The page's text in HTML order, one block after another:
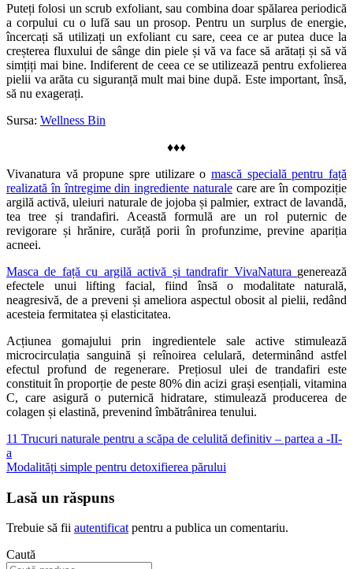
Puteți folosi un scrub exfoliant, sau combina doar spălarea periodică
a corpului cu o lufă sau un prosop. Pentru un surplus de energie,
încercați să utilizați un exfoliant cu sare, ceea ce ar putea duce la
creșterea fluxului de sânge din piele și vă va face să arătați și să vă
simțiți mai bine. Indiferent de ceea ce se utilizează pentru exfolierea
pielii va arăta cu siguranță mult mai bine după. Este important, însă,
să nu exagerați.
Sursa: Wellness Bin
♦♦♦
Vivanatura vă propune spre utilizare o mască specială pentru față
realizată în întregime din ingrediente naturalecare are în compoziție
argilă activă, uleiuri naturale de jojoba și palmier, extract de lavandă,
tea tree și trandafiri. Această formulă are un rol puternic de
revigorare și hrănire, curăță porii în profunzime, previne apariția
acneei.
Masca de față cu argilă activă și tandrafir VivaNatura generează
efectele unui lifting facial, fiind însă o modalitate naturală,
neagresivă, de a preveni și ameliora aspectul obosit al pielii, redând
acesteia fermitatea și elasticitatea.
Acțiunea gomajului prin ingredientele sale active stimulează
microcirculația sanguină și reînoirea celulară, determinând astfel
efectul profund de regenerare. Prețiosul ulei de trandafiri este
constituit în proporție de peste 80% din acizi grași esențiali, vitamina
C, care asigură o puternică hidratare, stimulează producerea de
colagen și elastină, prevenind îmbătrânirea tenului.
11 Trucuri naturale pentru a scăpa de celulită definitiv – partea a -II-
a
Modalități simple pentru detoxifierea părului
Lasă un răspuns
Trebuie să fii autentificat pentru a publica un comentariu.
Caută